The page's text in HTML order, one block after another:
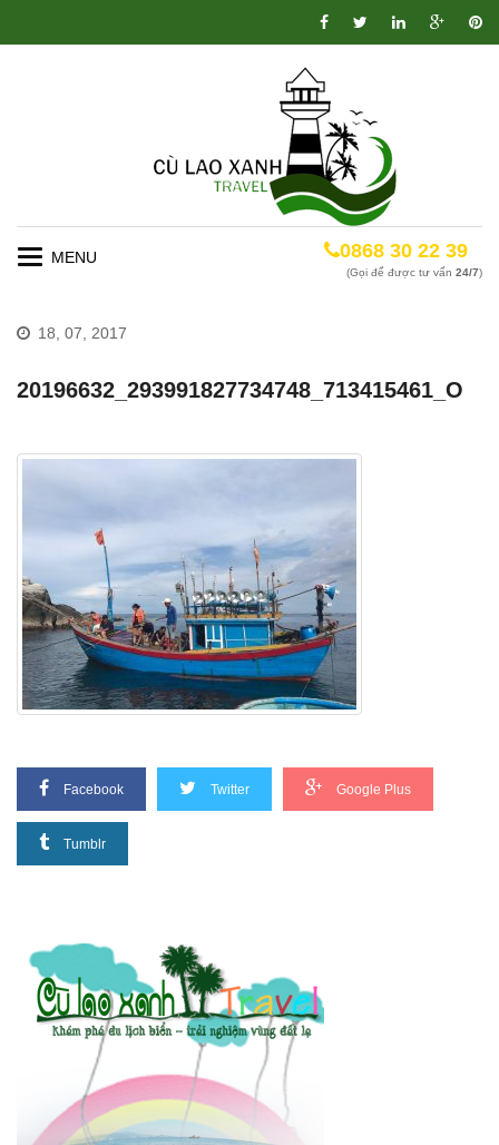
Toggle
0868 30 22 39
(Gọi để được tư vấn 24/7)
18, 07, 2017
20196632_293991827734748_713415461_O
Facebook Twitter Google Plus
Tumblr